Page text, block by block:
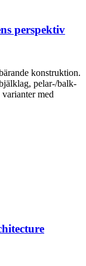
perspektiv
konstruktion.
pelar-/balk-
med